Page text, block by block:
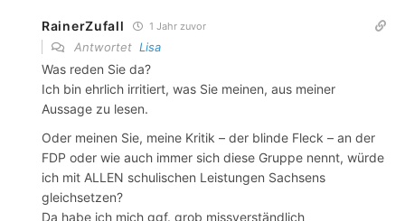
RainerZufall 1 Jahr zuvor
Antwortet Lisa
Was reden Sie da?
Ich bin ehrlich irritiert, was Sie meinen, aus meiner
Aussage zu lesen.
Oder meinen Sie, meine Kritik – der blinde Fleck – an der
FDP oder wie auch immer sich diese Gruppe nennt, würde
ich mit ALLEN schulischen Leistungen Sachsens
gleichsetzen?
Da habe ich mich ggf. grob missverständlich